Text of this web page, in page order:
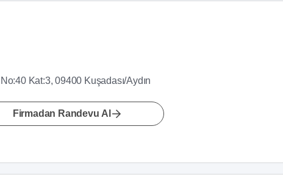
Kat:3, 09400 Kuşadası/Aydın
Firmadan Randevu Al